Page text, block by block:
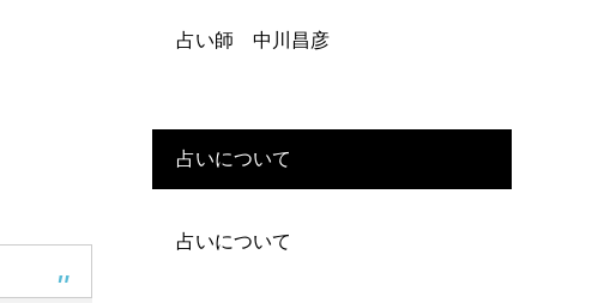
占い師 中川昌彦
占いについて
占いについて